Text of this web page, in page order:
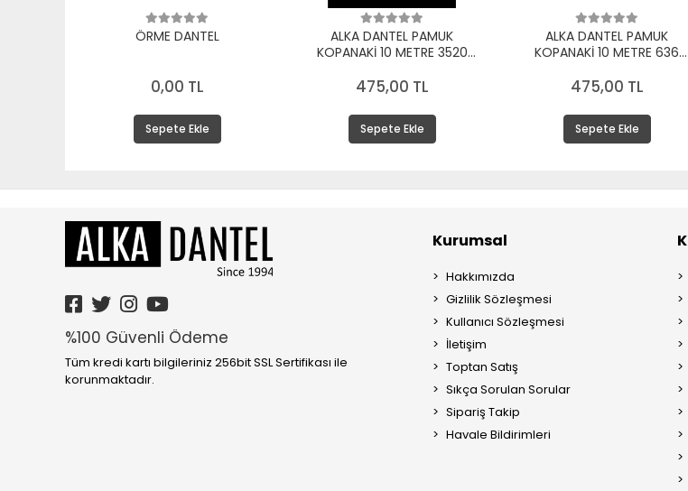
ÖRME DANTEL
0,00 TL
Sepete Ekle
ALKA DANTEL PAMUK
KOPANAKİ 10 METRE 3520
475,00 TL
Sepete Ekle
ALKA DANTEL PAMUK
KOPANAKİ 10 METRE 636
475,00 TL
Sepete Ekle
%100 Güvenli Ödeme
Tüm kredi kartı bilgileriniz 256bit SSL Sertifikası ile
korunmaktadır.
Kurumsal
Hakkımızda
Gizlilik Sözleşmesi
Kullanıcı Sözleşmesi
İletişim
Toptan Satış
Sıkça Sorulan Sorular
Sipariş Takip
Havale Bildirimleri